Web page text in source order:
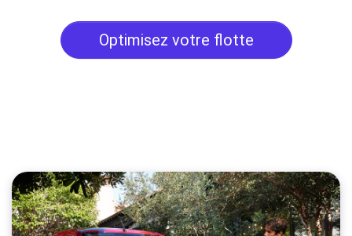
Optimisez votre flotte